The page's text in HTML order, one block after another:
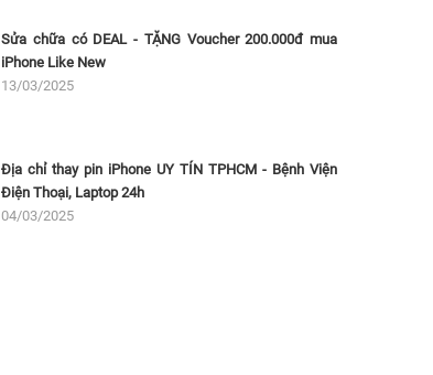
Sửa chữa có DEAL - TẶNG Voucher 200.000đ mua
iPhone Like New
13/03/2025
Địa chỉ thay pin iPhone UY TÍN TPHCM - Bệnh Viện
Điện Thoại, Laptop 24h
04/03/2025